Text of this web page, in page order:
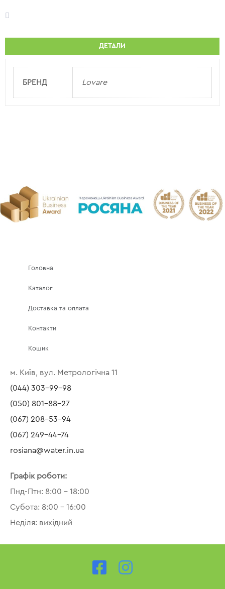
ДЕТАЛИ
БРЕНД Lovare
Головна
Каталог
Доставка та оплата
Контакти
Кошик
м. Київ, вул. Метрологічна 11
(044) 303-99-98
(050) 801-88-27
(067) 208-53-94
(067) 249-44-74
rosiana@water.in.ua
Графік роботи:
Пнд-Птн: 8:00 – 18:00
Субота: 8:00 – 16:00
Неділя: вихідний